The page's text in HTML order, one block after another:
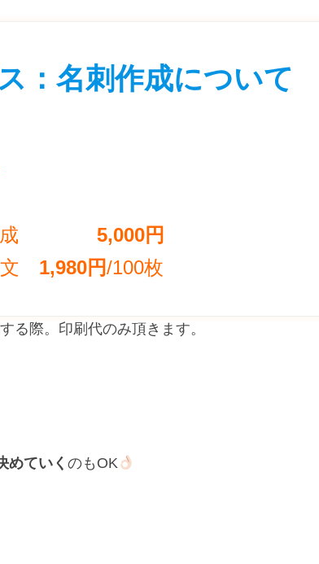
：名刺作成について
作成5,000円
文 1,980円/100枚
際。印刷代のみ頂きます。
めていく のもOK